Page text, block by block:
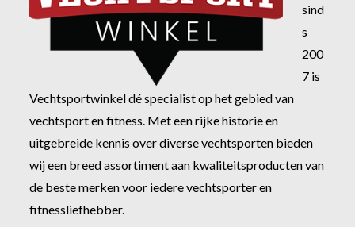
sind
s
200
7 is
Vechtsportwinkel dé specialist op het gebied van
vechtsport en fitness. Met een rijke historie en
uitgebreide kennis over diverse vechtsporten bieden
wij een breed assortiment aan kwaliteitsproducten van
de beste merken voor iedere vechtsporter en
fitnessliefhebber.